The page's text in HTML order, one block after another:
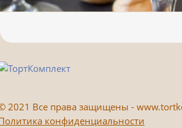
2021 Все права защищены -
конфиденциальности